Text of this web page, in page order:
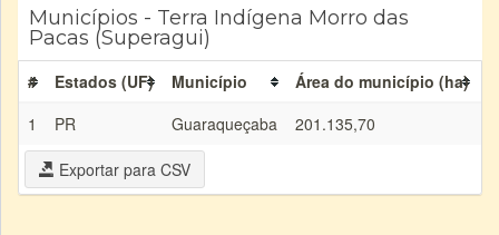
Municípios - Terra Indígena Morro das
Pacas (Superagui)
# Estados (UF) Município Área do município (ha)
1
PR Guaraqueçaba 201.135,70
Exportar para CSV